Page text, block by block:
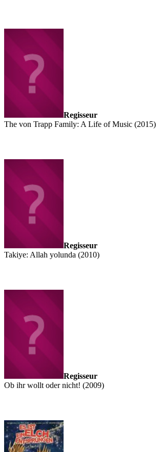
Regisseur
The von Trapp Family: A Life of Music (2015)
Regisseur
Takiye: Allah yolunda (2010)
Regisseur
Ob ihr wollt oder nicht! (2009)